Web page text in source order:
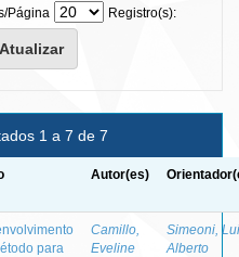
Página
Registro(s):
1 a 7 de 7
Autor(es)
para
Camillo,
Eveline
Simeoni,
Alberto